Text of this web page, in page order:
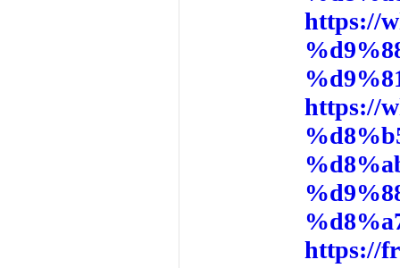
https://
https://
https://